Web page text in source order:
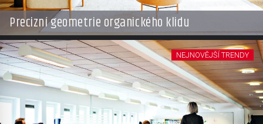
Precizní geometrie organického klidu
NEJNOVĚJŠÍ TRENDY